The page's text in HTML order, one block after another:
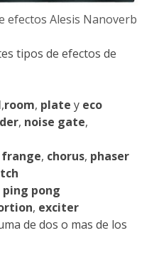
efectos Alesis Nanoverb
tipos de efectos de
,room, plate y eco
, noise gate,
frange, chorus, phaser
ping pong
, exciter
de dos o mas de los